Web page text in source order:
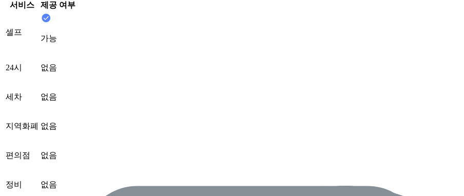
서비스 제공 여부
셀프
가능
24시 없음
세차 없음
지역화폐 없음
편의점 없음
정비 없음